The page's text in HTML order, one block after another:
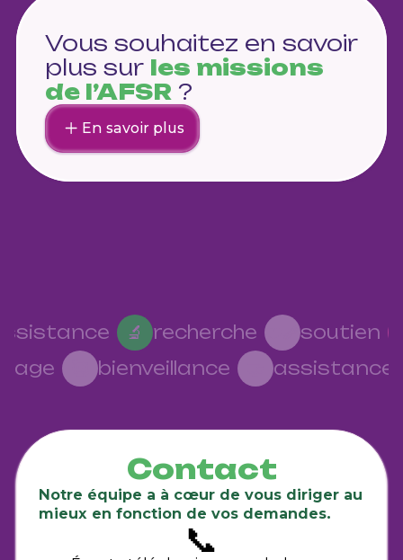
Vous souhaitez en savoir
plus sur les missions
de l’AFSR ?
En savoir plus
🔬 recherche ❤️‍🩹 soutien
bienveillance assistance
Contact
Notre équipe a à cœur de vous diriger au
mieux en fonction de vos demandes.
📞